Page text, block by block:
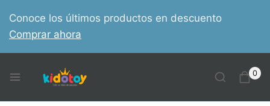
Conoce los últimos productos en descuento
Comprar ahora
0